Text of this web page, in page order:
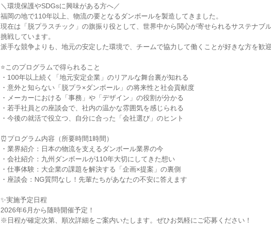
＼環境保護やSDGsに興味がある方へ／
福岡の地で110年以上、物流の要となるダンボールを製造してきました。
現在は「脱プラスチック」の旗振り役として、世界中から関心が寄せられるサステナブ
挑戦しています。
派手な競争よりも、地元の安定した環境で、チームで協力して働くことが好きな方を歓
⭐このプログラムで得られること
・100年以上続く「地元安定企業」のリアルな舞台裏が知れる
・意外と知らない「脱プラ×ダンボール」の将来性と社会貢献度
・メーカーにおける「事務」や「デザイン」の役割が分かる
・若手社員との座談会で、社内の温かな雰囲気を感じられる
・今後の就活で役立つ、自分に合った「会社選び」のヒント
⏰プログラム内容（所要時間1時間）
・業界紹介：日本の物流を支えるダンボール業界の今
・会社紹介：九州ダンボールが110年大切にしてきた想い
・仕事体験：大企業の課題を解決する「企画×提案」の裏側
・座談会：NG質問なし！先輩たちがあなたの不安に答えます
✨実施予定日程
2026年6月から随時開催予定！
※日程が確定次第、順次詳細をご案内いたします。ぜひお気軽にご応募ください！